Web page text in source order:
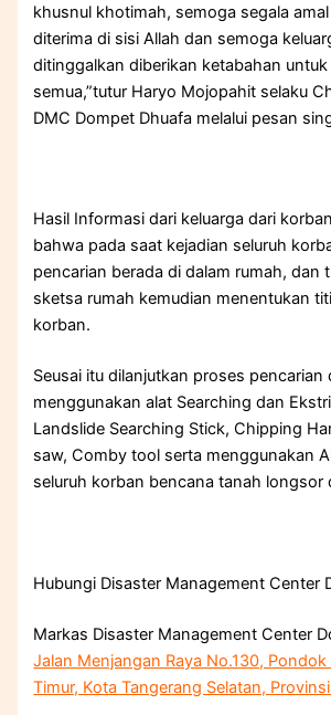
khusnul khotimah, semoga segala
diterima di sisi Allah dan semoga
ditinggalkan diberikan ketabahan
semua,”tutur Haryo Mojopahit selaku
DMC Dompet Dhuafa melalui pesan
Hasil Informasi dari keluarga dari
bahwa pada saat kejadian seluruh
pencarian berada di dalam rumah, dan
sketsa rumah kemudian menentukan
korban.
Seusai itu dilanjutkan proses pencarian
menggunakan alat Searching dan
Landslide Searching Stick, Chipping
saw, Comby tool serta menggunakan
seluruh korban bencana tanah longsor
Hubungi Disaster Management Center
Markas Disaster Management Center
Jalan Menjangan Raya No.130, Pondok
Timur, Kota Tangerang Selatan,